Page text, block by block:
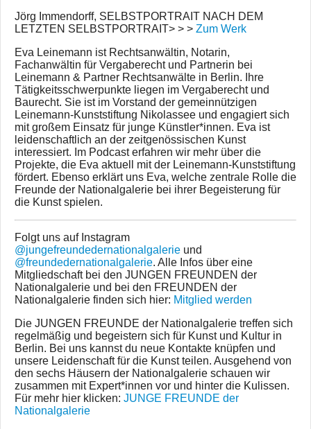
Jörg Immendorff, SELBSTPORTRAIT NACH DEM
LETZTEN SELBSTPORTRAIT> > > Zum Werk
Eva Leinemann ist Rechtsanwältin, Notarin,
Fachanwältin für Vergaberecht und Partnerin bei
Leinemann & Partner Rechtsanwälte in Berlin. Ihre
Tätigkeitsschwerpunkte liegen im Vergaberecht und
Baurecht. Sie ist im Vorstand der gemeinnützigen
Leinemann-Kunststiftung Nikolassee und engagiert sich
mit großem Einsatz für junge Künstler*innen. Eva ist
leidenschaftlich an der zeitgenössischen Kunst
interessiert. Im Podcast erfahren wir mehr über die
Projekte, die Eva aktuell mit der Leinemann-Kunststiftung
fördert. Ebenso erklärt uns Eva, welche zentrale Rolle die
Freunde der Nationalgalerie bei ihrer Begeisterung für
die Kunst spielen.
Folgt uns auf Instagram
@jungefreundedernationalgalerie und
@freundedernationalgalerie. Alle Infos über eine
Mitgliedschaft bei den JUNGEN FREUNDEN der
Nationalgalerie und bei den FREUNDEN der
Nationalgalerie finden sich hier: Mitglied werden
Die JUNGEN FREUNDE der Nationalgalerie treffen sich
regelmäßig und begeistern sich für Kunst und Kultur in
Berlin. Bei uns kannst du neue Kontakte knüpfen und
unsere Leidenschaft für die Kunst teilen. Ausgehend von
den sechs Häusern der Nationalgalerie schauen wir
zusammen mit Expert*innen vor und hinter die Kulissen.
Für mehr hier klicken: JUNGE FREUNDE der
Nationalgalerie